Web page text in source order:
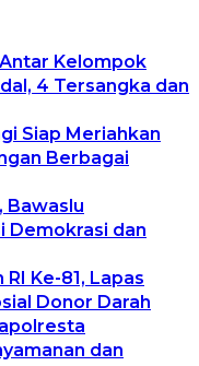
Kelompok
4 Tersangka dan
Siap Meriahkan
Berbagai
Bawaslu
Demokrasi dan
Ke-81, Lapas
Donor Darah
dan